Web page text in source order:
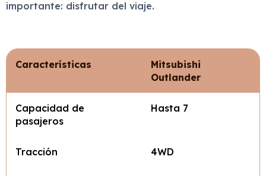
importante: disfrutar del viaje.
Características
Mitsubishi
Outlander
Capacidad de
pasajeros
Hasta 7
Tracción 4WD